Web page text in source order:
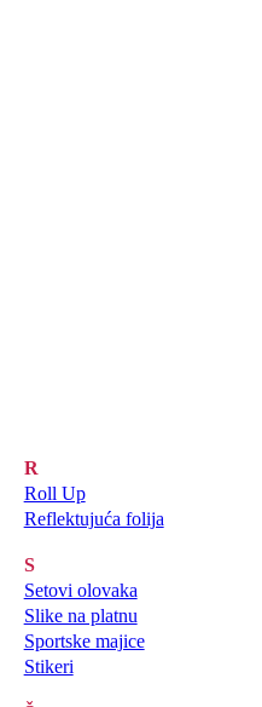
R
Roll Up
Reflektujuća folija
S
Setovi olovaka
Slike na platnu
Sportske majice
Stikeri